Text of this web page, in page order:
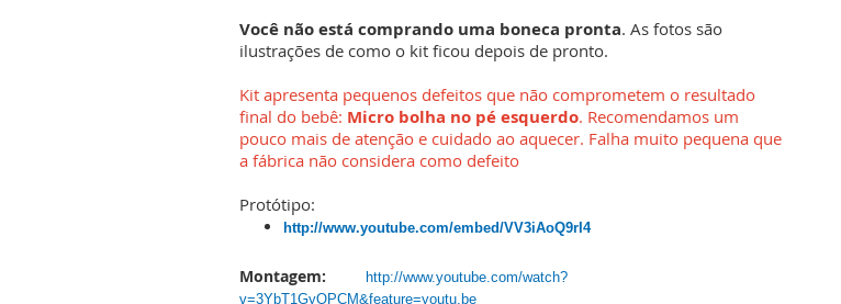
Você não está comprando uma boneca pronta. As fotos são
ilustrações de como o kit ficou depois de pronto.
Kit apresenta pequenos defeitos que não comprometem o resultado
final do bebê: Micro bolha no pé esquerdo. Recomendamos um
pouco mais de atenção e cuidado ao aquecer. Falha muito pequena que
a fábrica não considera como defeito
Protótipo:
http://www.youtube.com/embed/VV3iAoQ9rI4
Montagem:
http://www.youtube.com/watch?
v=3YbT1GyOPCM&feature=youtu.be